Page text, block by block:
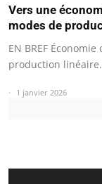
Vers une
modes de
EN BREF
production
1 janvier 2026